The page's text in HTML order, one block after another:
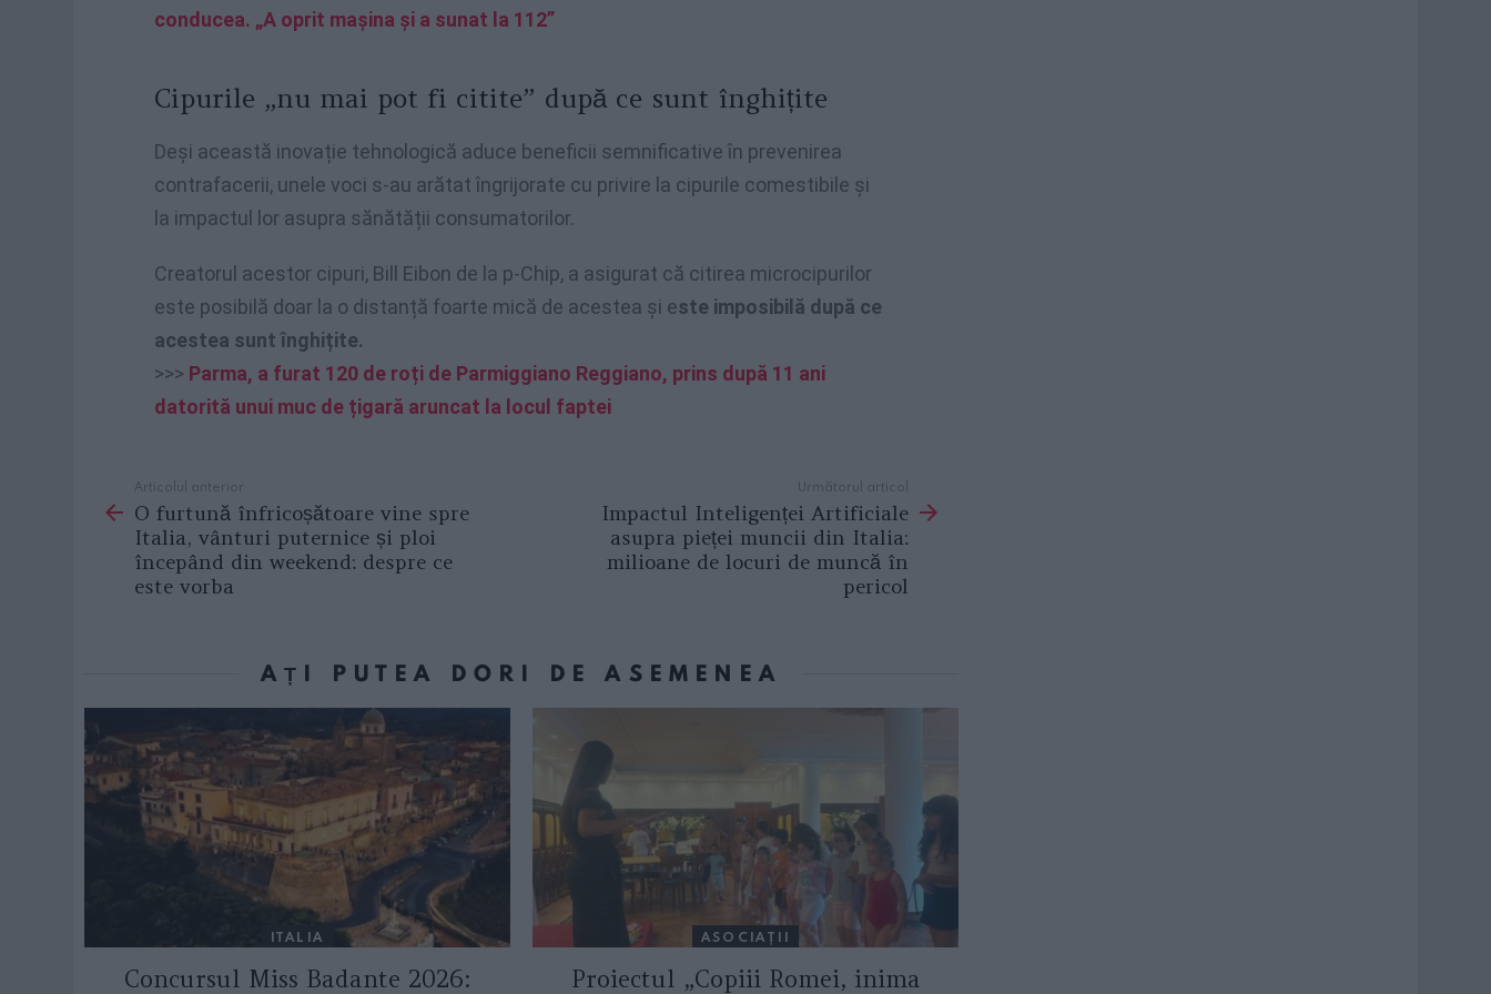
conducea. „A oprit mașina și a sunat la 112”
Cipurile „nu mai pot fi citite” după ce sunt înghițite
Deși această inovație tehnologică aduce beneficii semnificative în prevenirea
contrafacerii, unele voci s-au arătat îngrijorate cu privire la cipurile comestibile și
la impactul lor asupra sănătății consumatorilor.
Creatorul acestor cipuri, Bill Eibon de la p-Chip, a asigurat că citirea microcipurilor
este posibilă doar la o distanță foarte mică de acestea și este imposibilă după ce
acestea sunt înghițite.
>>> Parma, a furat 120 de roți de Parmiggiano Reggiano, prins după 11 ani
datorită unui muc de țigară aruncat la locul faptei
more
Articolul anterior
O furtună înfricoșătoare vine spre
Italia, vânturi puternice și ploi
începând din weekend: despre ce
este vorba
Următorul articol
Impactul Inteligenței Artificiale
asupra pieței muncii din Italia:
milioane de locuri de muncă în
pericol
AȚI PUTEA DORI DE ASEMENEA
ITALIA
Concursul Miss Badante 2026:
ASOCIAŢII
Proiectul „Copiii Romei, inima